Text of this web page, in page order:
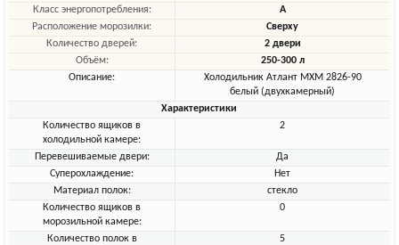
Класс энергопотребления:
A
Расположение морозилки:
Сверху
Количество дверей:
2 двери
Объём:
250-300 л
Описание:
Холодильник Атлант МХМ 2826-90
белый (двухкамерный)
Характеристики
Количество ящиков в
холодильной камере:
2
Перевешиваемые двери:
Да
Суперохлаждение:
Нет
Материал полок:
стекло
Количество ящиков в
морозильной камере:
0
Количество полок в
5